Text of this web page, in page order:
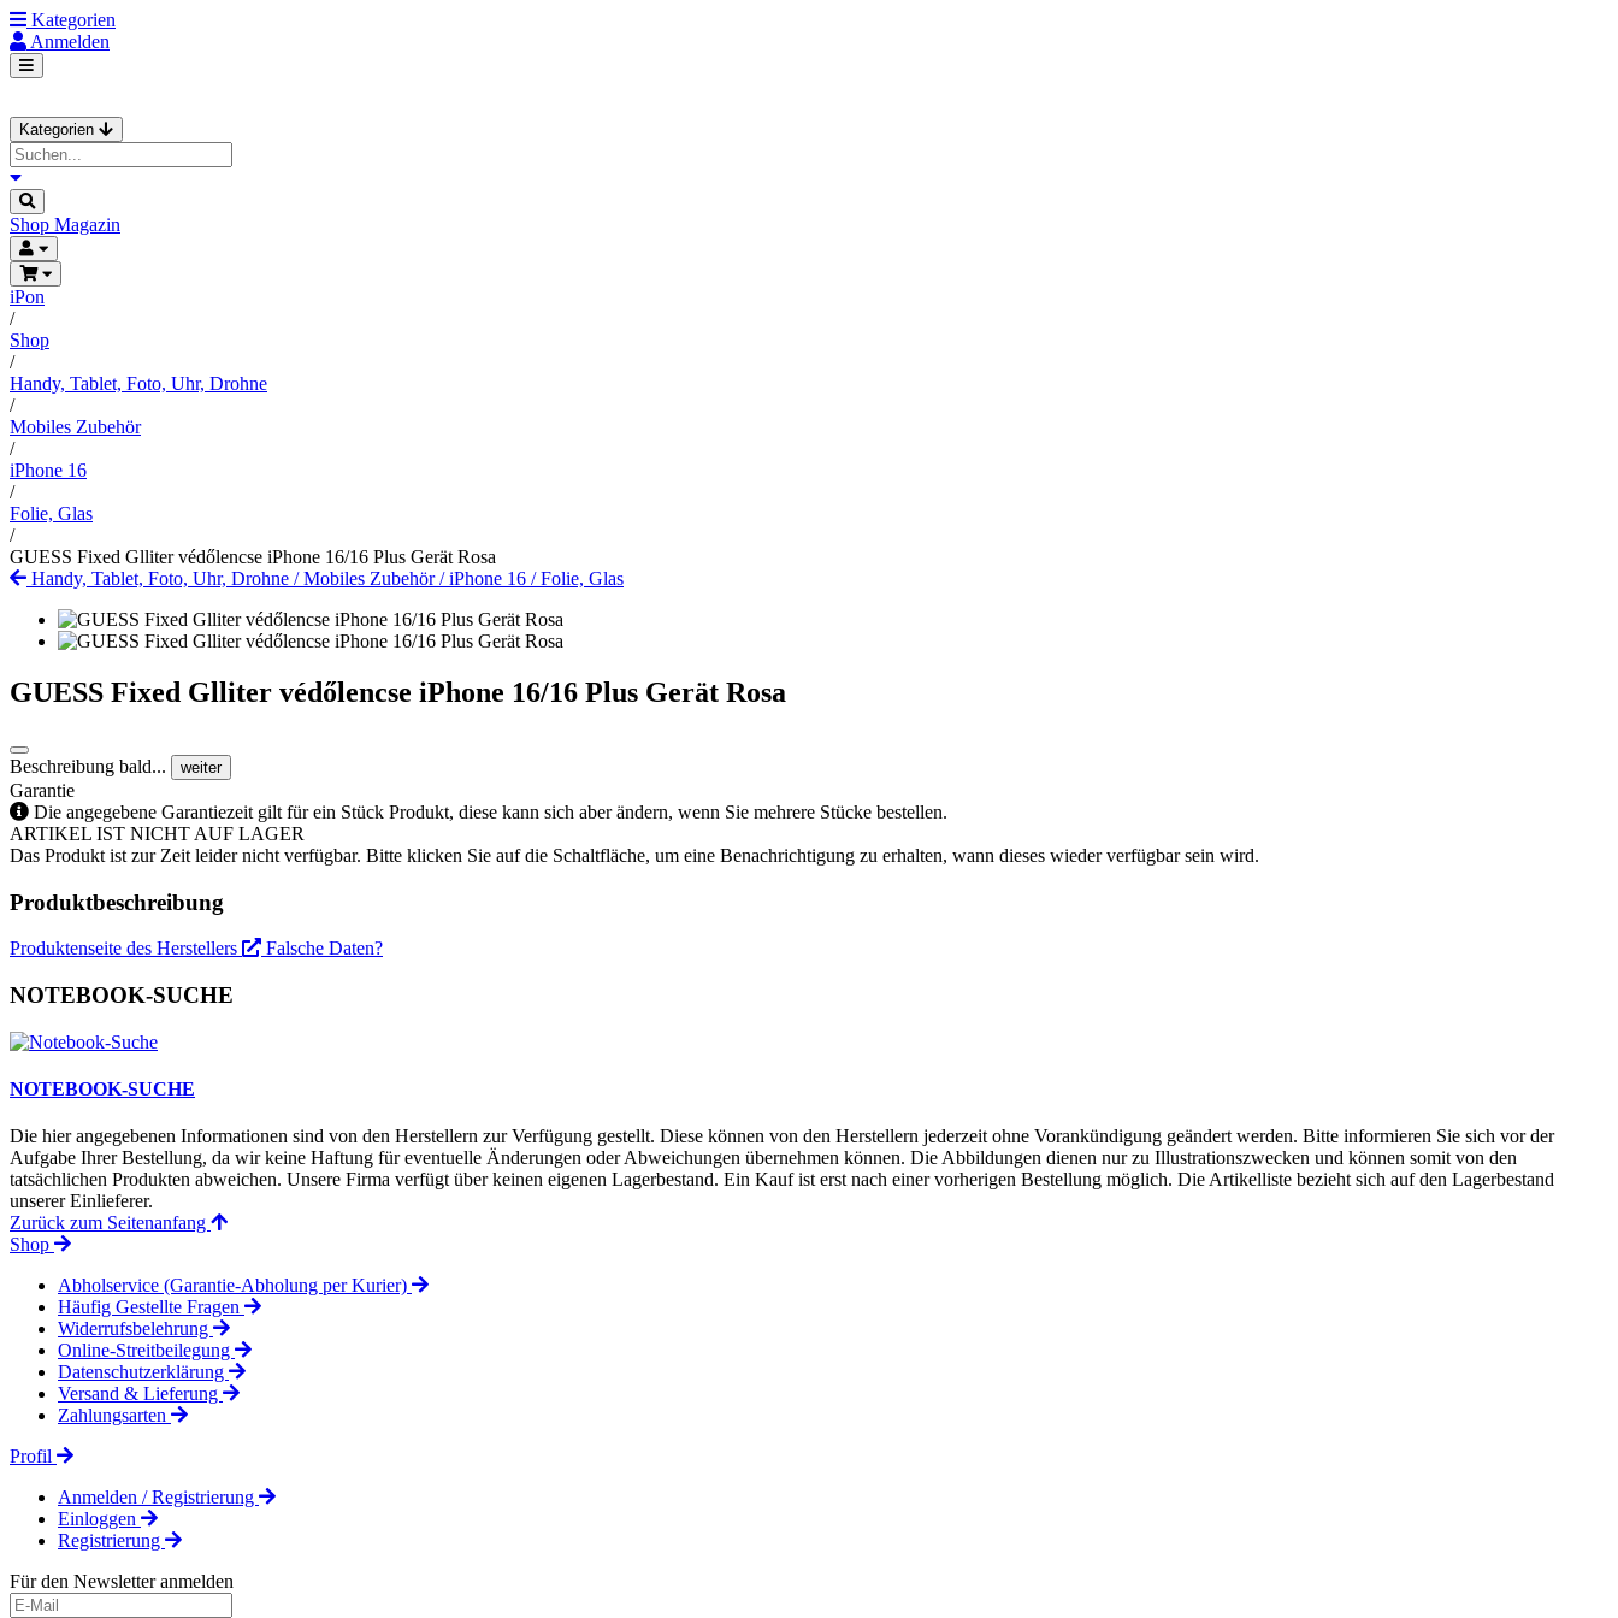
Kategorien
Anmelden
Kategorien
Shop Magazin
iPon
/
Shop
/
Handy, Tablet, Foto, Uhr, Drohne
/
Mobiles Zubehör
/
iPhone 16
/
Folie, Glas
/
GUESS Fixed Glliter védőlencse iPhone 16/16 Plus Gerät Rosa
Handy, Tablet, Foto, Uhr, Drohne /Mobiles Zubehör/iPhone 16 /Folie, Glas
GUESS Fixed Glliter védőlencse iPhone 16/16 Plus Gerät Rosa
Beschreibung bald... weiter
Garantie
Die angegebene Garantiezeit gilt für ein Stück Produkt, diese kann sich aber ändern, wenn Sie mehrere Stücke bestellen.
ARTIKEL IST NICHT AUF LAGER
Das Produkt ist zur Zeit leider nicht verfügbar. Bitte klicken Sie auf die Schaltfläche, um eine Benachrichtigung zu erhalten, wann dieses wieder verfügbar sein wird.
Produktbeschreibung
Produktenseite des Herstellers Falsche Daten?
NOTEBOOK-SUCHE
NOTEBOOK-SUCHE
Die hier angegebenen Informationen sind von den Herstellern zur Verfügung gestellt. Diese können von den Herstellern jederzeit ohne Vorankündigung geändert werden. Bitte informieren Sie sich vor der
Aufgabe Ihrer Bestellung, da wir keine Haftung für eventuelle Änderungen oder Abweichungen übernehmen können. Die Abbildungen dienen nur zu Illustrationszwecken und können somit von den
tatsächlichen Produkten abweichen. Unsere Firma verfügt über keinen eigenen Lagerbestand. Ein Kauf ist erst nach einer vorherigen Bestellung möglich. Die Artikelliste bezieht sich auf den Lagerbestand
unserer Einlieferer.
Zurück zum Seitenanfang
Shop
Abholservice (Garantie-Abholung per Kurier)
Häufig Gestellte Fragen
Widerrufsbelehrung
Online-Streitbeilegung
Datenschutzerklärung
Versand & Lieferung
Zahlungsarten
Profil
Anmelden / Registrierung
Einloggen
Registrierung
Für den Newsletter anmelden